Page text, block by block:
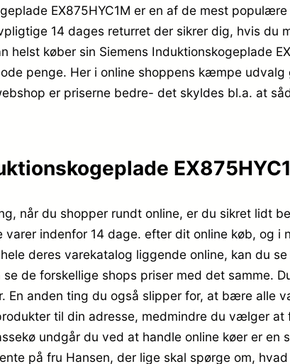
EX875HYC1M er en af de mest
14 dages returret der sikrer dig, hvis
helst køber sin Siemens Induktionskogeplade
penge. Her i online shoppens kæmpe
er priserne bedre- det skyldes bl.a. at
når du shopper rundt online, er du sikret lidt
varer indenfor 14 dage. efter dit online køb,
deres varekatalog liggende online, kan du
se de forskellige shops priser med det
En anden ting du også slipper for, at bære alle
til din adresse, medmindre du vælger
undgår du ved at handle online køer er
på fru Hansen, der lige skal spørge om,